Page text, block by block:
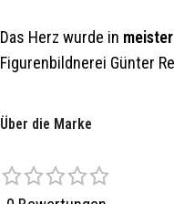
Das Herz wurde in
Figurenbildnerei Günter
Über die Marke